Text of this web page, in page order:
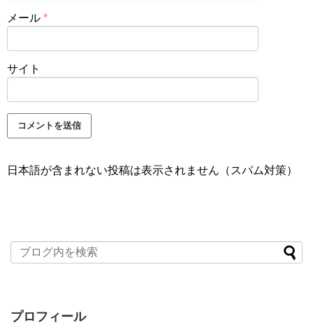
メール *
サイト
日本語が含まれない投稿は表示されません（スパム対策）
プロフィール